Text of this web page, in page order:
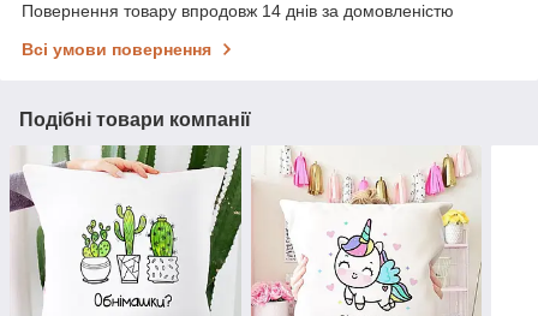
Повернення товару впродовж 14 днів за домовленістю
Всі умови повернення
Подібні товари компанії